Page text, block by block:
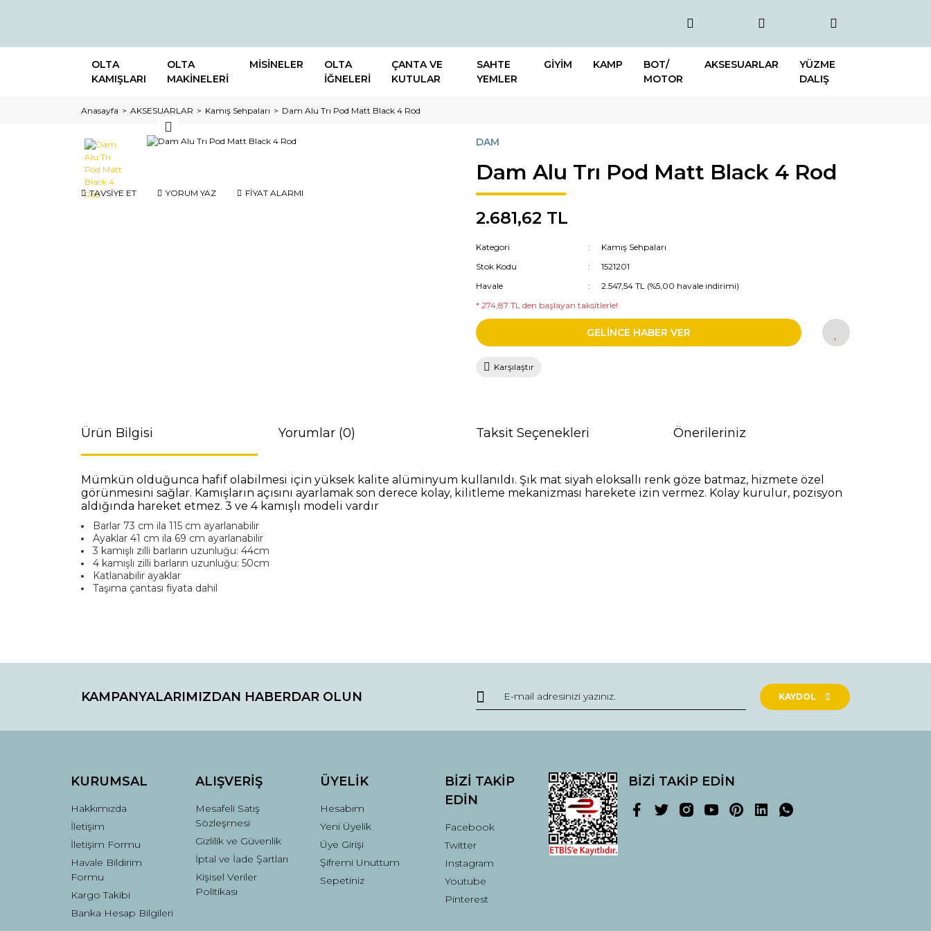
OLTA
KAMIŞLARI
OLTA
MAKİNELERİ
MİSİNELER
OLTA
İĞNELERİ
ÇANTA VE
KUTULAR
SAHTE
YEMLER
GİYİM KAMP
BOT/
MOTOR
AKSESUARLAR
YÜZME
DALIŞ
Anasayfa AKSESUARLAR Kamış Sehpaları Dam Alu Trı Pod Matt Black 4 Rod
TAVSİYE ET YORUM YAZ FİYAT ALARMI
DAM
Dam Alu Trı Pod Matt Black 4 Rod
2.681,62 TL
Kategori
Kamış Sehpaları
Stok Kodu
1521201
Havale
2.547,54 TL (%5,00 havale indirimi)
* 274,87 TL den başlayan taksitlerle!
GELİNCE HABER VER
Karşılaştır
Ürün Bilgisi Yorumlar (0) Taksit Seçenekleri Önerileriniz
Mümkün olduğunca hafif olabilmesi için yüksek kalite alüminyum kullanıldı. Şık mat siyah eloksallı renk göze batmaz, hizmete özel
görünmesini sağlar. Kamışların açısını ayarlamak son derece kolay, kilitleme mekanizması harekete izin vermez. Kolay kurulur, pozisyon
aldığında hareket etmez. 3 ve 4 kamışlı modeli vardır
Barlar 73 cm ila 115 cm ayarlanabilir
Ayaklar 41 cm ila 69 cm ayarlanabilir
3 kamışlı zilli barların uzunluğu: 44cm
4 kamışlı zilli barların uzunluğu: 50cm
Katlanabilir ayaklar
Taşıma çantası fiyata dahil
Yorum Yaz
Görüş ve önerileriniz için teşekkür ederiz.
Ürün resmi kalitesiz, bozuk veya görüntülenemiyor.
Bu ürüne benzer farklı alternatifler olmalı.
Gönder
KAMPANYALARIMIZDAN HABERDAR OLUN KAYDOL
KURUMSAL
Hakkımızda
İletişim
İletişim Formu
Havale Bildirim
Formu
Kargo Takibi
Banka Hesap Bilgileri
ALIŞVERİŞ
Mesafeli Satış
Sözleşmesi
Gizlilik ve Güvenlik
İptal ve İade Şartları
Kişisel Veriler
Politikası
ÜYELİK
Hesabım
Yeni Üyelik
Üye Girişi
Şifremi Unuttum
Sepetiniz
BİZİ TAKİP
EDİN
Facebook
Twitter
Instagram
Youtube
Pinterest
BİZİ TAKİP EDİN